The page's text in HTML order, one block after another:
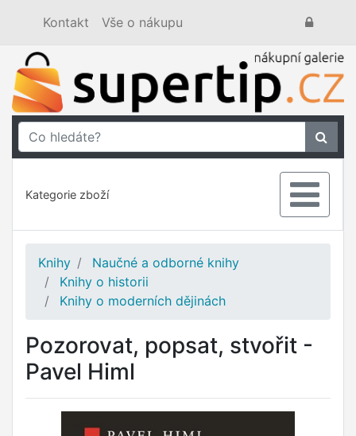
Kontakt Vše o nákupu
Kategorie zboží
Knihy
Naučné a odborné knihy
Knihy o historii
Knihy o moderních dějinách
Pozorovat, popsat, stvořit -
Pavel Himl